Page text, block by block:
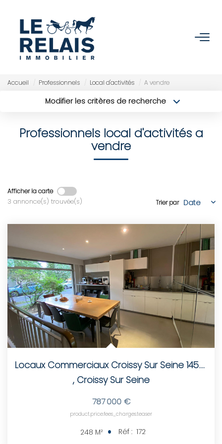
ACHETER
Nos Biens
Nos Références
LOUER
Nos Biens
Nos Services
GÉRER
Nos Biens
PROGRAMMES NEUFS
Accueil Professionnels Local d'activités A vendre
Modifier les critères de recherche
Type de bien
Surface min
Créer une alerte
Professionnels local d'activités a
vendre
Afficher la carte
3 annonce(s) trouvée(s) Trier par
Locaux Commerciaux Croissy Sur Seine 145.67 M² & 22.29 M²...
, Croissy Sur Seine
787 000 €
product.price.fees_charges.teaser
248 M² Réf : 172